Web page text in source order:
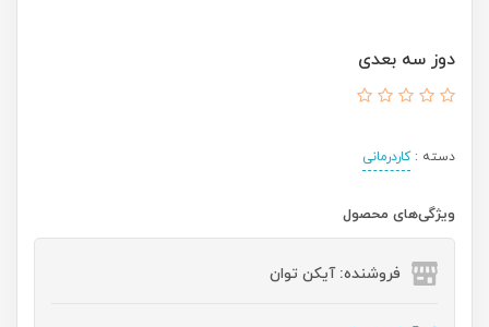
دوز سه بعدی
دسته :کاردرمانی
ویژگی‌های محصول
فروشنده: آیکن توان